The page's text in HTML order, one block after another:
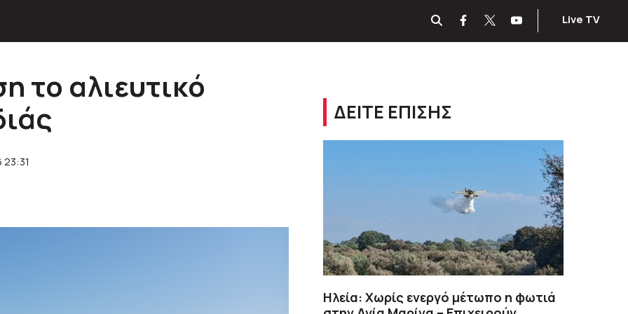
Live TV
το αλιευτικό
ΔΕΙΤΕ ΕΠΙΣΗΣ
Ηλεία: Χωρίς ενεργό μέτωπο η φωτιά